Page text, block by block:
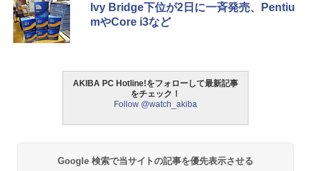
Ivy Bridge下位が2日に一斉発売、Pentiu
mやCore i3など
AKIBA PC Hotline!をフォローして最新記事
をチェック！
Follow @watch_akiba
Google 検索で当サイトの記事を優先表示させる